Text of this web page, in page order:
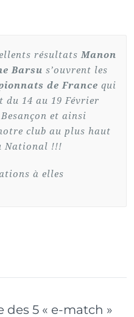
résultatsManon
Barsu s’ouvrent les
de France qui
du 14 au 19 Février
et ainsi
club au plus haut
National !!!
à elles
des 5 « e-match »